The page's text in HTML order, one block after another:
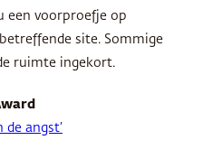
een voorproefje op
site. Sommige
ruimte ingekort.
de angst’